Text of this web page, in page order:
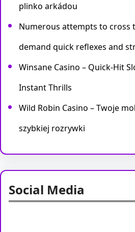
plinko arkádou
Numerous attempts to cross
demand quick reflexes and
Winsane Casino – Quick‑Hit
Instant Thrills
Wild Robin Casino – Twoje
szybkiej rozrywki
Social Media